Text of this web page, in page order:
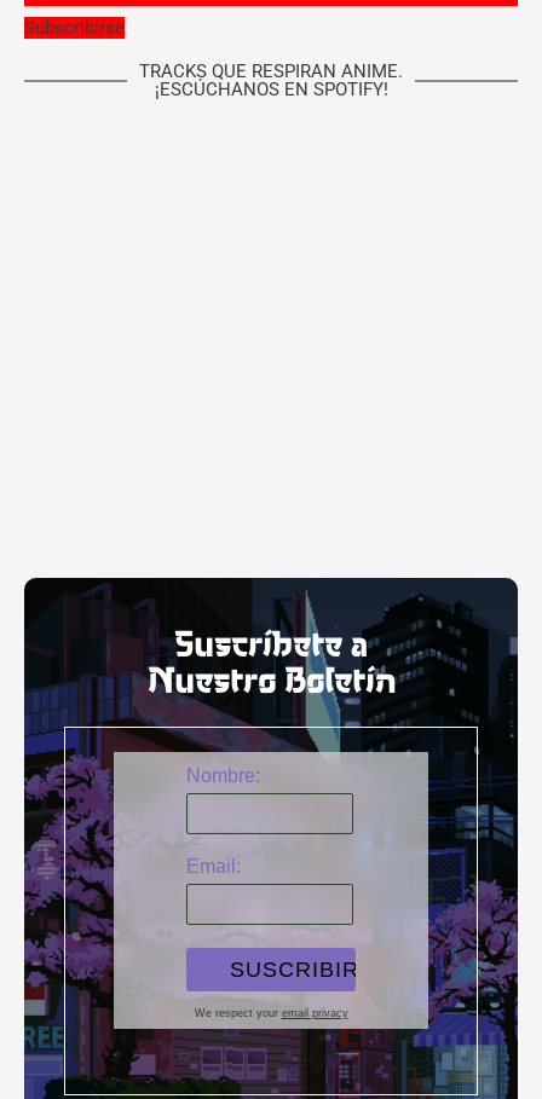
Subscribirse
TRACKS QUE RESPIRAN ANIME.
¡ESCÚCHANOS EN SPOTIFY!
Suscríbete a
Nuestro Boletín
Nombre:
Email:
We respect your email privacy